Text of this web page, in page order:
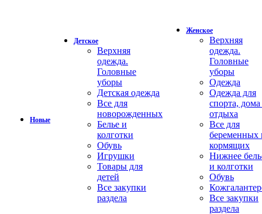
Новые
Детское
Верхняя
одежда.
Головные
уборы
Детская одежда
Все для
новорожденных
Белье и
колготки
Обувь
Игрушки
Товары для
детей
Все закупки
раздела
Женское
Верхняя
одежда.
Головные
уборы
Одежда
Одежда для
спорта,
отдыха
Все для
беременных
кормящих
Нижнее
и колготки
Обувь
Все закупки
раздела